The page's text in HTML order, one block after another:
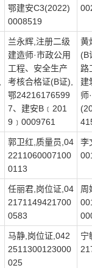
鄂建安C3(2022)
0008519
兰永辉,注册二级
建造师·市政公用
工程、安全生产
考核合格证(B证),
鄂24216176599
7、建安B﹝201
9﹞0009761
黄
(B
路
建
师
郭卫红,质量员,04
2211060007100
0113
李
任丽君,岗位证,04
2171149421700
0583
周
马静,岗位证,042
2511300123000
025
宁